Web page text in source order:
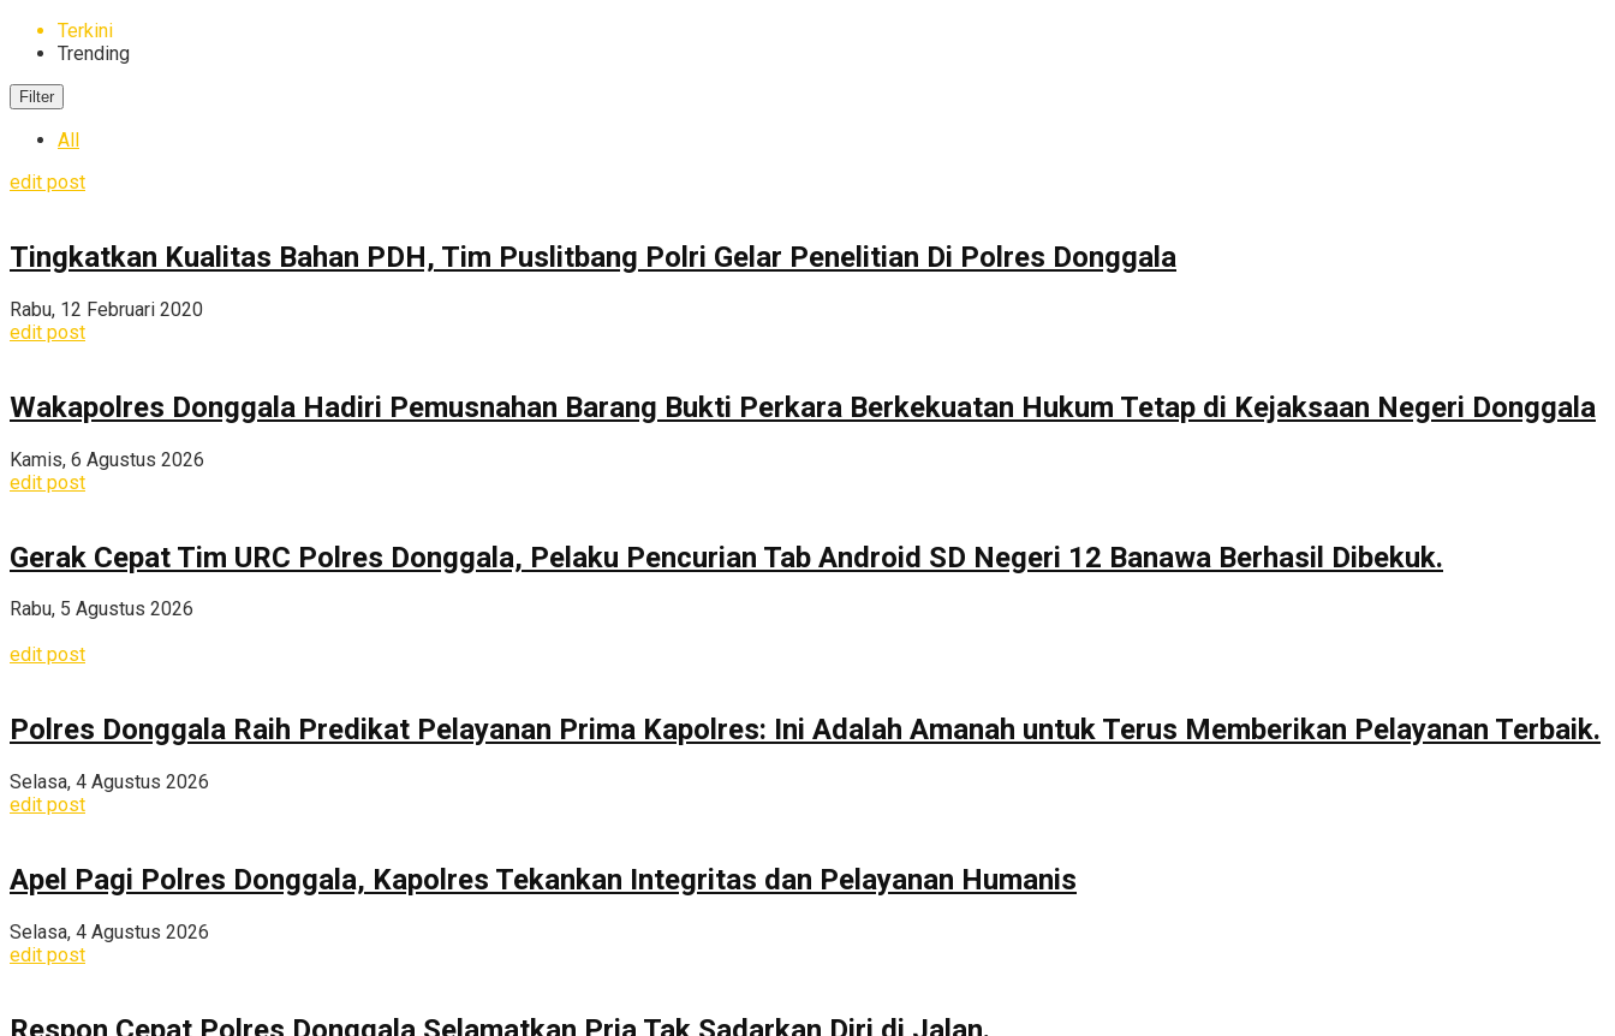
Terkini
Trending
Filter
All
edit post
Tingkatkan Kualitas Bahan PDH, Tim Puslitbang Polri Gelar Penelitian Di Polres Donggala
Rabu, 12 Februari 2020
edit post
Wakapolres Donggala Hadiri Pemusnahan Barang Bukti Perkara Berkekuatan Hukum Tetap di Kejaksaan Negeri Donggala
Kamis, 6 Agustus 2026
edit post
Gerak Cepat Tim URC Polres Donggala, Pelaku Pencurian Tab Android SD Negeri 12 Banawa Berhasil Dibekuk.
Rabu, 5 Agustus 2026
edit post
Polres Donggala Raih Predikat Pelayanan Prima Kapolres: Ini Adalah Amanah untuk Terus Memberikan Pelayanan Terbaik.
Selasa, 4 Agustus 2026
edit post
Apel Pagi Polres Donggala, Kapolres Tekankan Integritas dan Pelayanan Humanis
Selasa, 4 Agustus 2026
edit post